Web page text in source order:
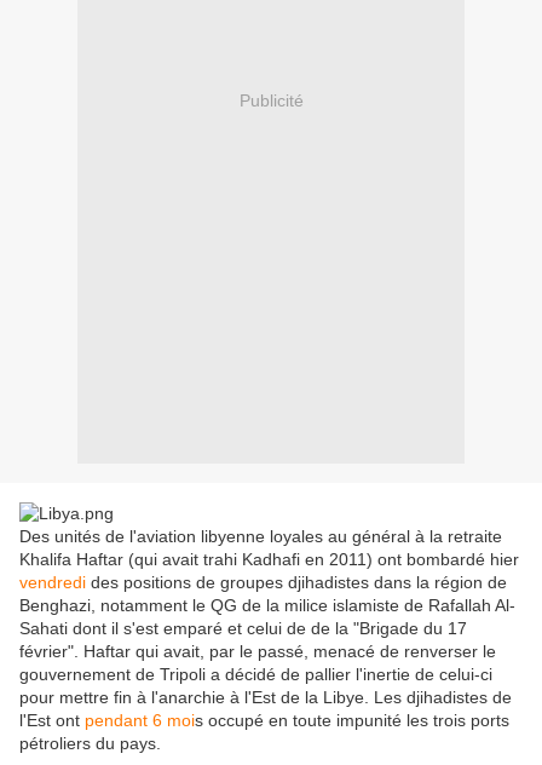
Publicité
Des unités de l'aviation libyenne loyales au général à la retraite
Khalifa Haftar (qui avait trahi Kadhafi en 2011) ont bombardé hier
vendredi des positions de groupes djihadistes dans la région de
Benghazi, notamment le QG de la milice islamiste de Rafallah Al-
Sahati dont il s'est emparé et celui de de la "Brigade du 17
février". Haftar qui avait, par le passé, menacé de renverser le
gouvernement de Tripoli a décidé de pallier l'inertie de celui-ci
pour mettre fin à l'anarchie à l'Est de la Libye. Les djihadistes de
l'Est ont pendant 6 mois occupé en toute impunité les trois ports
pétroliers du pays.